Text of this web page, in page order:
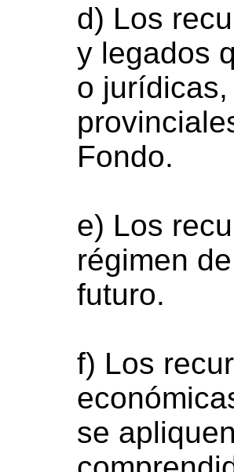
d) Los
y legados
o
Fondo.
e) Los
régimen
futuro.
f) Los
se